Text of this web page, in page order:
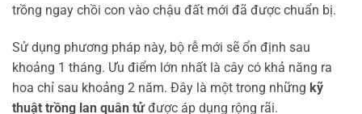
trồng ngay chồi con vào chậu đất mới đã được chuẩn bị.
Sử dụng phương pháp này, bộ rễ mới sẽ ổn định sau
khoảng 1 tháng. Ưu điểm lớn nhất là cây có khả năng ra
hoa chỉ sau khoảng 2 năm. Đây là một trong những kỹ
thuật trồng lan quân tửđược áp dụng rộng rãi.